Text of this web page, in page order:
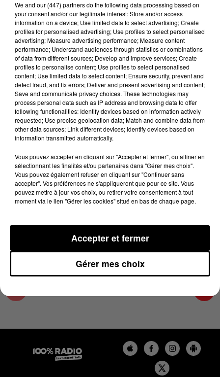
Lecture (2 min 17 sec)
100%
100% Radio les infos du Tarn et Garonne
25 avril 2025 - 2 min 17 sec
LES INFOS DU TARN ET GARONNE DU
25/04/2025 À 14H00
Podcasts infos du Tarn et Garonne
We and our (447) partnersdo the following data processing based on
your consent and/or our legitimate interest: Store and/or access
information on a device; Use limited data to select advertising; Create
profiles for personalised advertising; Use profiles to select personalised
advertising; Measure advertising performance; Measure content
performance; Understand audiences through statistics or combinations
of data from different sources; Develop and improve services; Create
profiles to personalise content; Use profiles to select personalised
content; Use limited data to select content; Ensure security, prevent and
detect fraud, and fix errors; Deliver and present advertising and content;
Save and communicate privacy choices. These technologies may
process personal data such as IP address and browsing data to offer
following functionalities: Identify devices based on information actively
requested; Use precise geolocation data; Match and combine data from
other data sources; Link different devices; Identify devices based on
information transmitted automatically.
Vous pouvez accepter en cliquant sur "Accepter et fermer", ou affiner en
sélectionnant les finalités et/ou partenaires dans "Gérer mes choix".
Vous pouvez également refuser en cliquant sur "Continuer sans
accepter". Vos préférences ne s'appliqueront que pour ce site. Vous
pouvez mettre à jour vos choix, ou retirer votre consentement à tout
moment via le lien "Gérer les cookies" situé en bas de chaque page.
Gérer mes choix
Accepter et fermer